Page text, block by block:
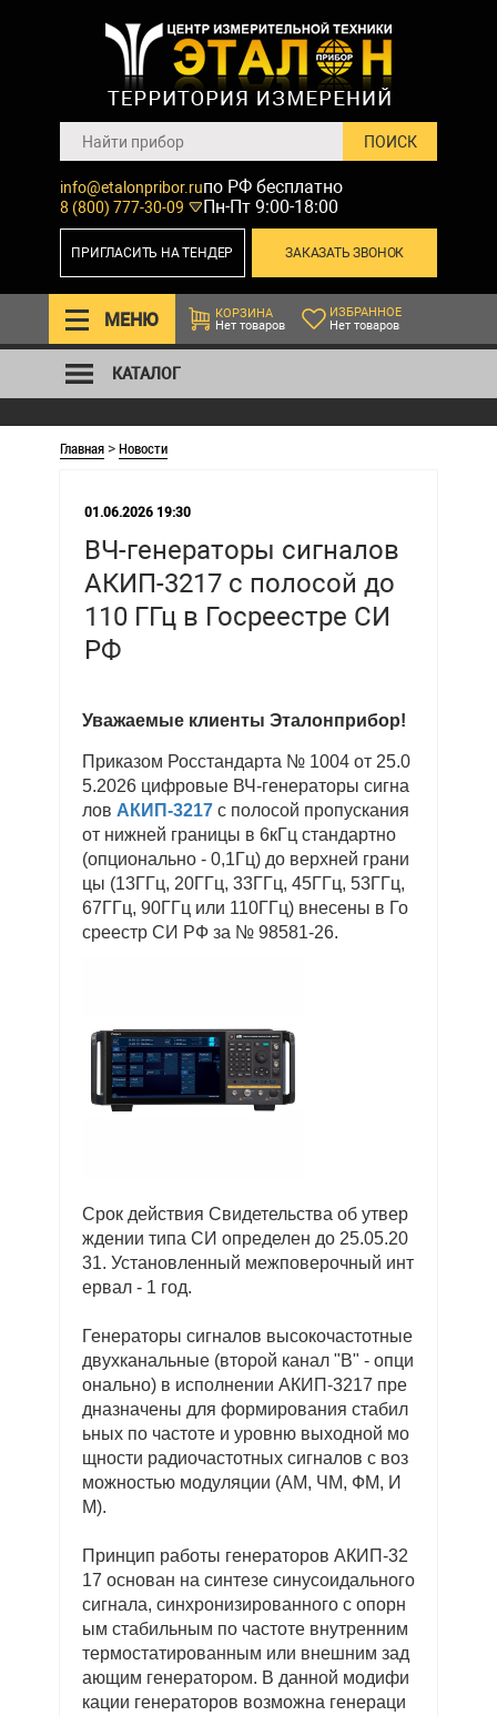
info@etalonpribor.ru
8 (800) 777-30-09
по РФ бесплатно
Пн-Пт 9:00-18:00
ЗАКАЗАТЬ ЗВОНОК
ПРИГЛАСИТЬ НА ТЕНДЕР
МЕНЮ
КОРЗИНА
Нет товаров
ИЗБРАННОЕ
Нет товаров
КАТАЛОГ
Главная >Новости
01.06.2026 19:30
ВЧ-генераторы сигналов
АКИП-3217 с полосой до
110 ГГц в Госреестре СИ
РФ
Уважаемые клиенты Эталонприбор!
Приказом Росстандарта № 1004 от 25.0
5.2026 цифровые ВЧ-генераторы сигна
лов АКИП-3217 с полосой пропускания
от нижней границы в 6кГц стандартно
(опционально - 0,1Гц) до верхней грани
цы (13ГГц, 20ГГц, 33ГГц, 45ГГц, 53ГГц,
67ГГц, 90ГГц или 110ГГц) внесены в Го
среестр СИ РФ за № 98581-26.
Срок действия Свидетельства об утвер
ждении типа СИ определен до 25.05.20
31. Установленный межповерочный инт
ервал - 1 год.
Генераторы сигналов высокочастотные
двухканальные (второй канал "В" - опци
онально) в исполнении АКИП-3217 пре
дназначены для формирования стабил
ьных по частоте и уровню выходной мо
щности радиочастотных сигналов с воз
можностью модуляции (АМ, ЧМ, ФМ, И
М).
Принцип работы генераторов АКИП-32
17 основан на синтезе синусоидального
сигнала, синхронизированного с опорн
ым стабильным по частоте внутренним
термостатированным или внешним зад
ающим генератором. В данной модифи
кации генераторов возможна генераци